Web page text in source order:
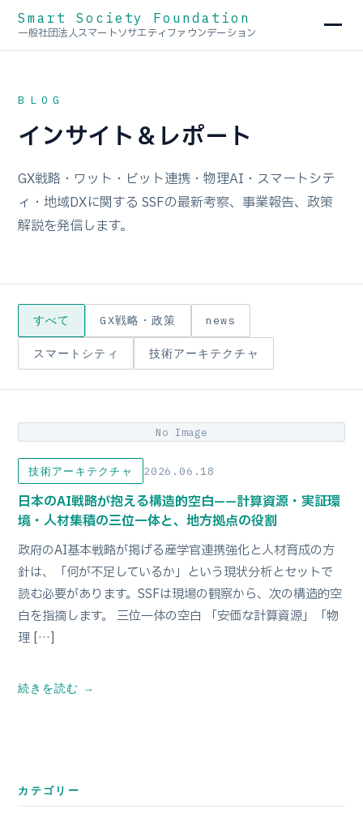
Smart Society Foundation
一般社団法人スマートソサエティファウンデーション
BLOG
インサイト＆レポート
GX戦略・ワット・ビット連携・物理AI・スマートシテ
ィ・地域DXに関する SSFの最新考察、事業報告、政策
解説を発信します。
すべて GX戦略・政策 news
スマートシティ 技術アーキテクチャ
No Image
技術アーキテクチャ 2026.06.18
日本のAI戦略が抱える構造的空白——計算資源・実証環
境・人材集積の三位一体と、地方拠点の役割
政府のAI基本戦略が掲げる産学官連携強化と人材育成の方
針は、「何が不足しているか」という現状分析とセットで
読む必要があります。SSFは現場の観察から、次の構造的空
白を指摘します。 三位一体の空白 「安価な計算資源」「物
理 […]
続きを読む →
カテゴリー